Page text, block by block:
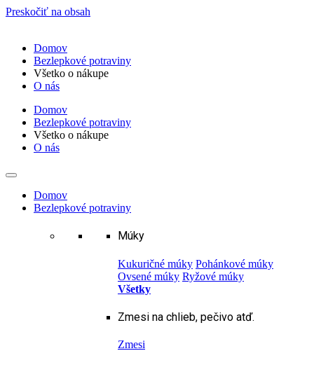
Preskočiť na obsah
Domov
Bezlepkové potraviny
Všetko o nákupe
O nás
Domov
Bezlepkové potraviny
Všetko o nákupe
O nás
Domov
Bezlepkové potraviny
Múky
Kukuričné múky Pohánkové múky
Ovsené múky Ryžové múky
Všetky
Zmesi na chlieb, pečivo atď.
Zmesi